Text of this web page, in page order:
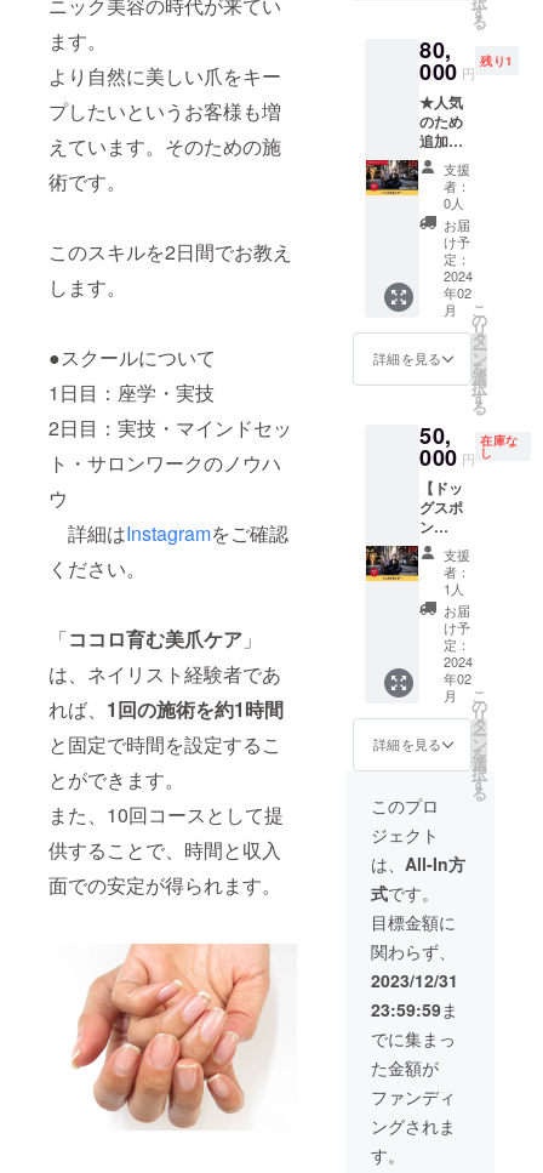
ます。
より自然に美しい爪をキー
プしたいというお客様も増
えています。そのための施
術です。
このスキルを2日間でお教え
します。
●スクールについて
1日目：座学・実技
2日目：実技・マインドセッ
ト・サロンワークのノウハ
ウ
詳細はInstagramをご確認
ください。
「ココロ育む美爪ケア 」
は、ネイリスト経験者であ
れば、 1回の施術を約1時間
と固定で時間を設定するこ
とができます。
また、10回コースとして提
供することで、時間と収入
面での安定が得られます。
い。 ※
受講日
程はプ
ロジェ
クト終
了後
メール
にて調
整させ
ていた
だきま
す。 ※
実施場
所まで
の交通
援者さ
まにて
い。
SNSグ
ループ
でフォ
ローい
たしま
す。 ●
マン
ツーマ
ンで指
導（通
常グ
ループ
で募集
してお
りま
施場
所：
CHUCK
LE（東
京都世
田谷区
奥沢5-
40-6
ZOOM
自由が
501）
https://
beauty.
hotpep
per.jp/k
78/ ※有
効期
回レッ
スンの
有効期
限2024
年12月
末まで
にお申
し込み
くださ
い。 ※
受講日
程はプ
ロジェ
クト終
了後
メール
にて調
整させ
あたり
上代
(税込)で
販売販
売して
おりま
す。
（量産
効率が
向上し
た場
合、正
規販売
価格が
定価格
より下
ござい
ま
す。）
い。中
身の出
は変質
の原因
になり
ますの
でおや
めくだ
さい。
使用後
は必ず
キャッ
プを閉
めて保
くださ
い。化
わない
とき
は、す
ぐに使
用を中
止して
くださ
い。 ※
成分表
示は、
届け商
品のラ
ベルに
表記さ
れま
品開封
前には
届けの
リター
ンに貼
付され
たラベ
ルや注
意書き
をご確
認くだ
さい。
※郵送に
て支援
者様に
お送り
しま
す。
※2023
年11月
記載い
ただい
たアカ
ウント
をメン
ション
させて
いただ
きま
す。 ▼
当店イ
ンスタ
グラム
https://
www.in
stagra
m.com/
chuckle
_naho_j
iyugaok
a/
載より1
ストー
リーを
各支援
者さま
毎に、
お名
前・
URLを
掲載さ
せてい
ただき
ます。
・ス
トー
リーハ
イライ
ト掲載
※備考欄
に掲載
名とリ
ンクを
記載し
てくだ
さい。
※インス
タグラ
ムのア
カウン
トがあ
る方
は、備
考欄に
アカウ
ント名
ださ
記載い
ただい
たアカ
ウント
をメン
ション
させて
いただ
す。 ▼
当店イ
ンスタ
グラム
https://
www.in
stagra
方法＞
内に、
スポン
サー様
のお名
前の一
覧を掲
載させ
ていた
だきま
す。
・ピ
ン留め
期間：
掲載よ
り1ヶ月
間 ・
投稿掲
年間 ②
ストー
リーを
各支援
者さま
毎に、
お名
前・
URLを
掲載さ
せてい
ただき
ます。
・ス
トー
リーハ
イライ
掲載よ
③プロ
ジェク
トオー
ナー濱
田が
Zoom
ミー
ティン
使用す
るZoom
背景に
お名前
を掲載
させて
いただ
す
る
80,
000 円
残り1
★人気
のため
追加！
★
【ドッ
グスポ
ン
サー】
プロ
ジェク
トオー
ナー濵
田の愛
犬「ミ
リオ
ン」の
に着る
服に、
貴社の
企業名
を印刷
して、
散歩し
ます。
また当
店イン
スタグ
ラムの
中で、
ドッグ
スポン
サーと
してご
＜紹介
方法＞
①貴社
の企業
名を印
刷した
服(T
シャツ
やパー
カー等)
を着
て、愛
犬「ミ
リオ
ン」と
散歩し
ます。
②ス
支援
者：
0人
お届
け予
定：
2024
年02
月
詳細を見る
こ
の
リ
タ
ー
ン
を
選
択
す
る
50,
000 円
在庫な
し
【ドッ
グスポ
ン
サー】
プロ
ジェク
トオー
ナー濵
田の愛
犬「ミ
リオ
ン」の
散歩中
に着る
服に、
貴社の
企業名
を印刷
して、
散歩し
ます。
また当
店イン
スタグ
ラムの
中で、
ドッグ
スポン
サーと
してご
紹介し
ます。
＜紹介
方法＞
支援
者：
1人
お届
け予
定：
2024
年02
月
詳細を見る
こ
の
リ
タ
ー
ン
を
選
択
す
る
このプロ
ジェクト
は、 All-In方
式です。
目標金額に
関わらず、
2023/12/31
23:59:59ま
でに集まっ
た金額が
ファンディ
ングされま
す。